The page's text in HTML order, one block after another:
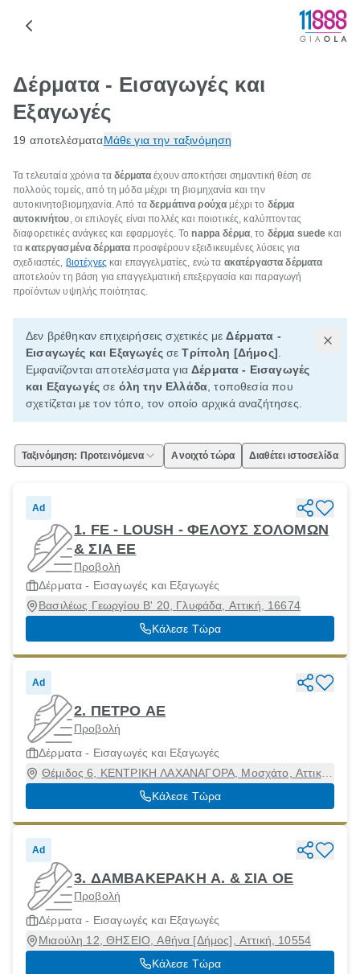
Δέρματα - Εισαγωγές και
Εξαγωγές
19 αποτελέσματαΜάθε για την ταξινόμηση
Τα τελευταία χρόνια ταδέρματα έχουν αποκτήσει σημαντική θέση σε
πολλούς τομείς, από τη μόδα μέχρι τη βιομηχανία και την
αυτοκινητοβιομηχανία. Από ταδερμάτινα ρούχα μέχρι το δέρμα
αυτοκινήτου, οι επιλογές είναι πολλές και ποιοτικές, καλύπτοντας
διαφορετικές ανάγκες και εφαρμογές. Τοnappa δέρμα, το δέρμα suede και
τα κατεργασμένα δέρματα προσφέρουν εξειδικευμένες λύσεις για
σχεδιαστές, βιοτέχνες και επαγγελματίες, ενώ τα ακατέργαστα δέρματα
αποτελούν τη βάση για επαγγελματική επεξεργασία και παραγωγή
προϊόντων υψηλής ποιότητας.
Δεν βρέθηκαν επιχειρήσεις σχετικές μεΔέρματα -
Εισαγωγές και ΕξαγωγέςσεΤρίπολη [Δήμος]
Εμφανίζονται αποτελέσματα γιαΔέρματα - Εισαγωγές
και Εξαγωγές σε όλη την Ελλάδα , τοποθεσία που
σχετίζεται με τον τόπο, τον οποίο αρχικά αναζήτησες.
Ταξινόμηση: Προτεινόμενα Ανοιχτό τώρα Διαθέτει ιστοσελίδα
Ad
1. FE - LOUSH - ΦΕΛΟΥΣ ΣΟΛΟΜΩΝ
& ΣΙΑ ΕΕ
Προβολή
Δέρματα - Εισαγωγές και Εξαγωγές
Βασιλέως Γεωργίου Β' 20, Γλυφάδα, Αττική, 16674
Κάλεσε Τώρα
Ad
2. ΠΕΤΡΟ ΑΕ
Προβολή
Δέρματα - Εισαγωγές και Εξαγωγές
Θέμιδος 6, ΚΕΝΤΡΙΚΗ ΛΑΧΑΝΑΓΟΡΑ, Μοσχάτο, Αττική,
18346
Κάλεσε Τώρα
Ad
3. ΔΑΜΒΑΚΕΡΑΚΗ Α. & ΣΙΑ ΟΕ
Προβολή
Δέρματα - Εισαγωγές και Εξαγωγές
Μιαούλη 12, ΘΗΣΕΙΟ, Αθήνα [Δήμος], Αττική, 10554
Κάλεσε Τώρα